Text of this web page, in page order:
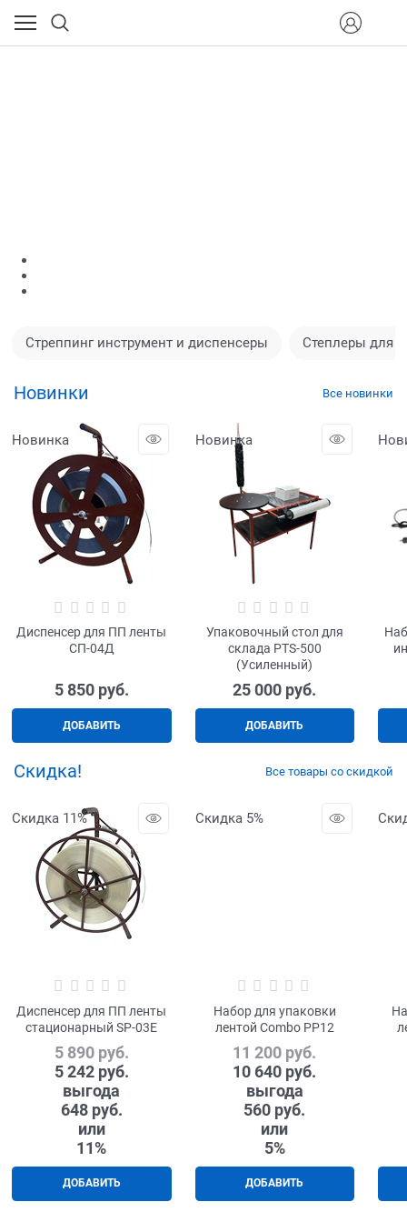
Стреппинг инструмент и диспенсеры Степлеры для
Новинки Все новинки
Новинка
Диспенсер для ПП ленты
СП-04Д
5 850 руб.
ДОБАВИТЬ
Новинка
Упаковочный стол для
склада PTS-500
(Усиленный)
25 000 руб.
ДОБАВИТЬ
Скидка! Все товары со скидкой
Скидка 11%
Диспенсер для ПП ленты
стационарный SP-03E
5 890 руб.
5 242 руб.
выгода
648 руб.
или
11%
ДОБАВИТЬ
Скидка 5%
Набор для упаковки
лентой Combo PP12
11 200 руб.
10 640 руб.
выгода
560 руб.
или
5%
ДОБАВИТЬ